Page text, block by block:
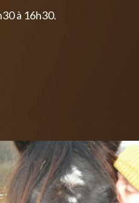
à 16h30.